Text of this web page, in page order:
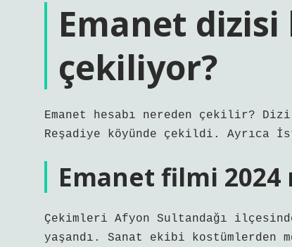
Emanet
çekiliyor?
Emanet hesabı nereden çekilir?
Reşadiye köyünde çekildi.
Emanet filmi
Çekimleri Afyon Sultandağı
yaşandı. Sanat ekibi kostümlerden